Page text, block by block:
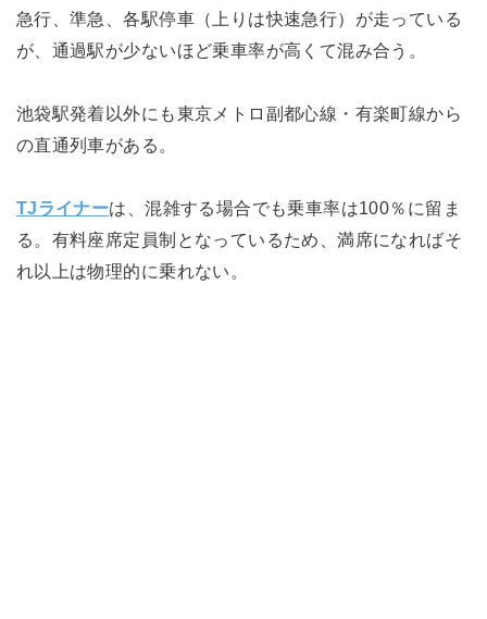
急行、準急、各駅停車（上りは快速急行）が走っている
が、通過駅が少ないほど乗車率が高くて混み合う。
池袋駅発着以外にも東京メトロ副都心線・有楽町線から
の直通列車がある。
TJライナーは、混雑する場合でも乗車率は100％に留ま
る。有料座席定員制となっているため、満席になればそ
れ以上は物理的に乗れない。